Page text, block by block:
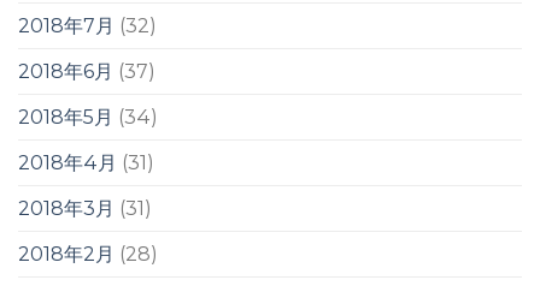
2018年7月 (32)
2018年6月 (37)
2018年5月 (34)
2018年4月 (31)
2018年3月 (31)
2018年2月 (28)